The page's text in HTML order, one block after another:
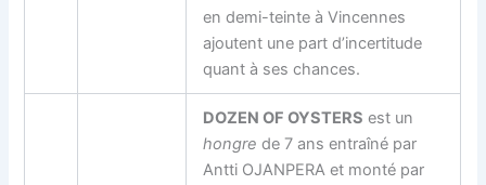
en demi-teinte à Vincennes
ajoutent une part d’incertitude
quant à ses chances.
DOZEN OF OYSTERS est un
hongre de 7 ans entraîné par
Antti OJANPERA et monté par